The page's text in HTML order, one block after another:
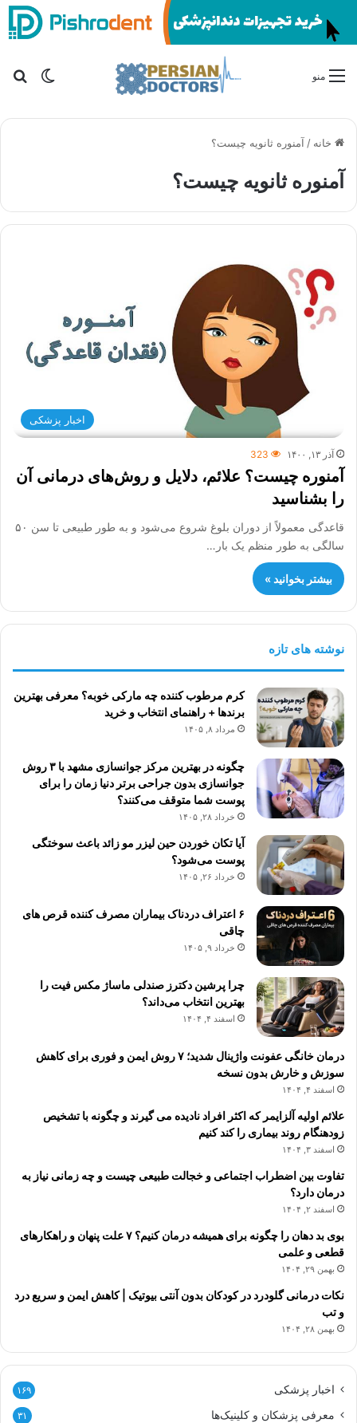
تغییر منو
خانه / آمنوره ثانویه چیست؟
آمنوره ثانویه چیست؟
اخبار پزشکی
آذر ۱۳, ۱۴۰۰ 323
آمنوره چیست؟ علائم، دلایل و روش‌های درمانی آن
را بشناسید
قاعدگی معمولاً از دوران بلوغ شروع می‌شود و به طور طبیعی تا سن ۵۰
سالگی به طور منظم یک بار…
بیشتر بخوانید »
نوشته های تازه
کرم مرطوب کننده چه مارکی خوبه؟ معرفی بهترین
برندها + راهنمای انتخاب و خرید
مرداد ۸, ۱۴۰۵
چگونه در بهترین مرکز جوانسازی مشهد با ۳ روش
جوانسازی بدون جراحی برتر دنیا زمان را برای
پوست شما متوقف می‌کنند؟
خرداد ۲۸, ۱۴۰۵
آیا تکان خوردن حین لیزر مو زائد باعث سوختگی
پوست می‌شود؟
خرداد ۲۶, ۱۴۰۵
۶ اعتراف دردناک بیماران مصرف کننده قرص های
چاقی
خرداد ۹, ۱۴۰۵
چرا پرشین دکترز صندلی ماساژ مکس فیت را
بهترین انتخاب می‌داند؟
اسفند ۴, ۱۴۰۴
درمان خانگی عفونت واژینال شدید؛ ۷ روش ایمن و فوری برای کاهش
سوزش و خارش بدون نسخه
اسفند ۴, ۱۴۰۴
علائم اولیه آلزایمر که اکثر افراد نادیده می گیرند و چگونه با تشخیص
زودهنگام روند بیماری را کند کنیم
اسفند ۳, ۱۴۰۴
تفاوت بین اضطراب اجتماعی و خجالت طبیعی چیست و چه زمانی نیاز به
درمان دارد؟
اسفند ۲, ۱۴۰۴
بوی بد دهان را چگونه برای همیشه درمان کنیم؟ ۷ علت پنهان و راهکارهای
قطعی و علمی
بهمن ۲۹, ۱۴۰۴
نکات درمانی گلودرد در کودکان بدون آنتی بیوتیک | کاهش ایمن و سریع درد
و تب
بهمن ۲۸, ۱۴۰۴
اخبار پزشکی ۱۶۹
معرفی پزشکان و کلینیک‌ها ۳۱